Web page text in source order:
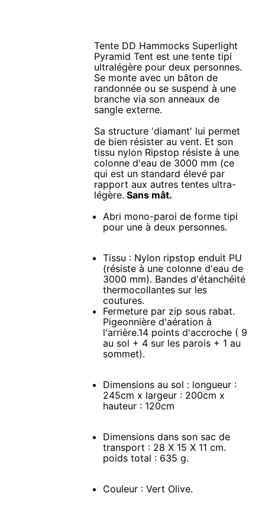
Tente DD Hammocks Superlight
Pyramid Tent est une tente tipi
ultralégère pour deux personnes.
Se monte avec un bâton de
randonnée ou se suspend à une
branche via son anneaux de
sangle externe.
Sa structure 'diamant' lui permet
de bien résister au vent. Et son
tissu nylon Ripstop résiste à une
colonne d'eau de 3000 mm (ce
qui est un standard élevé par
rapport aux autres tentes ultra-
légère. Sans mât.
Abri mono-paroi de forme tipi
pour une à deux personnes.
Tissu : Nylon ripstop enduit PU
(résiste à une colonne d'eau de
3000 mm). Bandes d'étanchéité
thermocollantes sur les
coutures.
Fermeture par zip sous rabat.
Pigeonnière d'aération à
l'arrière.14 points d'accroche ( 9
au sol + 4 sur les parois + 1 au
sommet).
Dimensions au sol : longueur :
245cm x largeur : 200cm x
hauteur : 120cm
Dimensions dans son sac de
transport : 28 X 15 X 11 cm.
poids total : 635 g.
Couleur : Vert Olive.